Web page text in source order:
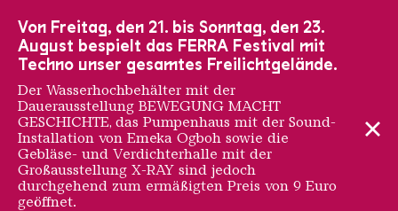
Von Freitag, den 21. bis Sonntag, den 23.
August bespielt das FERRA Festival mit
Techno unser gesamtes Freilichtgelände.
Der Wasserhochbehälter mit der
Dauerausstellung BEWEGUNG MACHT
GESCHICHTE, das Pumpenhaus mit der Sound-
Installation von Emeka Ogboh sowie die
Gebläse- und Verdichterhalle mit der
Großausstellung X-RAY sind jedoch
durchgehend zum ermäßigten Preis von 9 Euro
geöffnet.